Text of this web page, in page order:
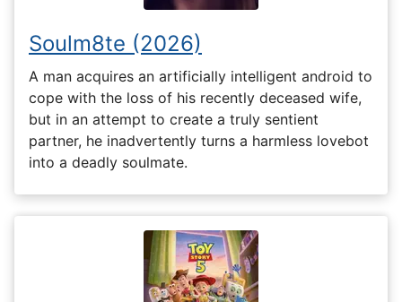
Soulm8te (2026)
A man acquires an artificially intelligent android to
cope with the loss of his recently deceased wife,
but in an attempt to create a truly sentient
partner, he inadvertently turns a harmless lovebot
into a deadly soulmate.